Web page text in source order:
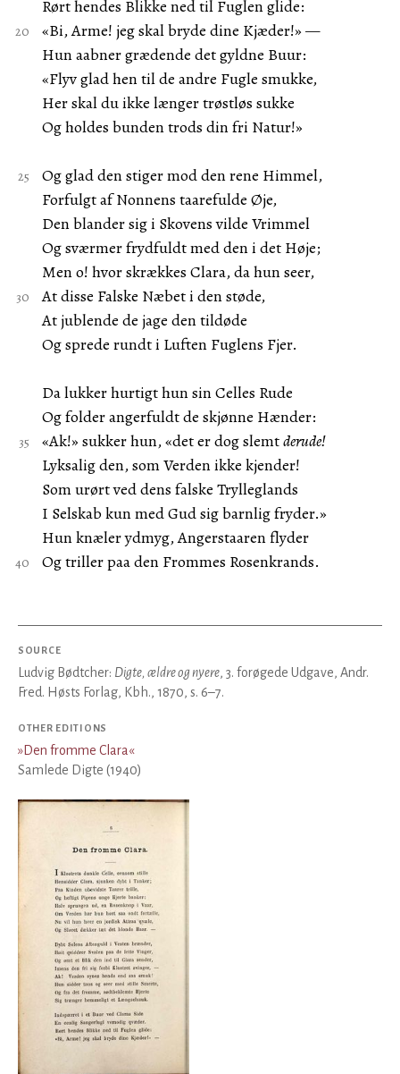
Rørt hendes Blikke ned til Fuglen glide:
«Bi, Arme! jeg skal bryde dine Kjæder!» —
Hun aabner grædende det gyldne Buur:
«Flyv glad hen til de andre Fugle smukke,
Her skal du ikke længer trøstløs sukke
Og holdes bunden trods din fri Natur!»
Og glad den stiger mod den rene Himmel,
Forfulgt af Nonnens taarefulde Øje,
Den blander sig i Skovens vilde Vrimmel
Og sværmer frydfuldt med den i det Høje;
Men o! hvor skrækkes Clara, da hun seer,
At disse Falske Næbet i den støde,
At jublende de jage den tildøde
Og sprede rundt i Luften Fuglens Fjer.
Da lukker hurtigt hun sin Celles Rude
Og folder angerfuldt de skjønne Hænder:
«Ak!» sukker hun, «det er dog slemtderude!
Lyksalig den, som Verden ikke kjender!
Som urørt ved dens falske Trylleglands
I Selskab kun med Gud sig barnlig fryder.»
Hun knæler ydmyg, Angerstaaren flyder
Og triller paa den Frommes Rosenkrands.
SOURCE
Ludvig Bødtcher: Digte, ældre og nyere, 3. forøgede Udgave, Andr.
Fred. Høsts Forlag, Kbh., 1870, s. 6–7.
OTHER EDITIONS
»Den fromme Clara«
Samlede Digte (1940)